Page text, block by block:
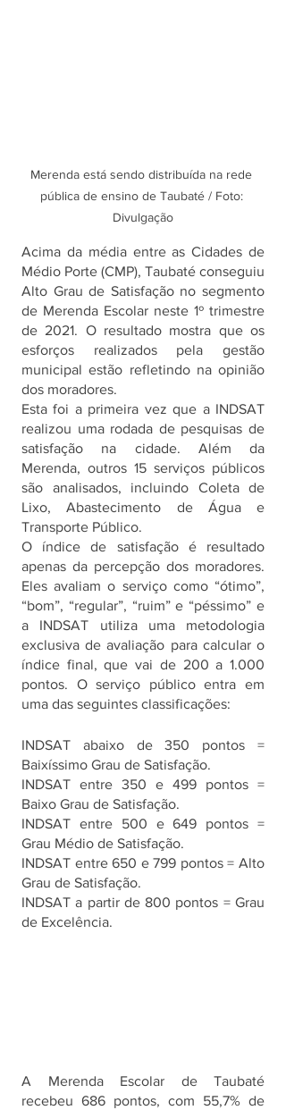
Merenda está sendo distribuída na rede
pública de ensino de Taubaté / Foto:
Divulgação
Acima da média entre as Cidades de
Médio Porte (CMP), Taubaté conseguiu
Alto Grau de Satisfação no segmento
de Merenda Escolar neste 1º trimestre
de 2021. O resultado mostra que os
esforços realizados pela gestão
municipal estão refletindo na opinião
dos moradores.
Esta foi a primeira vez que a INDSAT
realizou uma rodada de pesquisas de
satisfação na cidade. Além da
Merenda, outros 15 serviços públicos
são analisados, incluindo Coleta de
Lixo, Abastecimento de Água e
Transporte Público.
O índice de satisfação é resultado
apenas da percepção dos moradores.
Eles avaliam o serviço como “ótimo”,
“bom”, “regular”, “ruim” e “péssimo” e
a INDSAT utiliza uma metodologia
exclusiva de avaliação para calcular o
índice final, que vai de 200 a 1.000
pontos. O serviço público entra em
uma das seguintes classificações:
INDSAT abaixo de 350 pontos =
Baixíssimo Grau de Satisfação.
INDSAT entre 350 e 499 pontos =
Baixo Grau de Satisfação.
INDSAT entre 500 e 649 pontos =
Grau Médio de Satisfação.
INDSAT entre 650 e 799 pontos = Alto
Grau de Satisfação.
INDSAT a partir de 800 pontos = Grau
de Excelência.
A Merenda Escolar de Taubaté
recebeu 686 pontos, com 55,7% de